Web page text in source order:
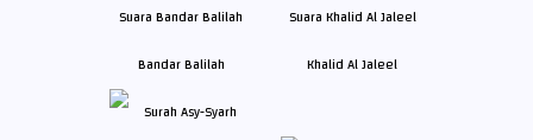
Bandar Balilah Khalid Al Jaleel